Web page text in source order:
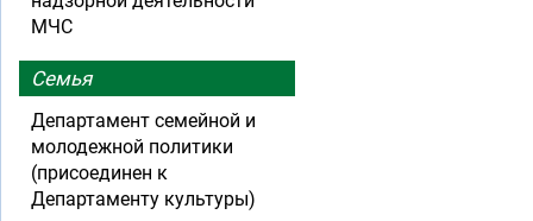
МЧС
Семья
Департамент семейной и
молодежной политики
(присоединен к
Департаменту культуры)